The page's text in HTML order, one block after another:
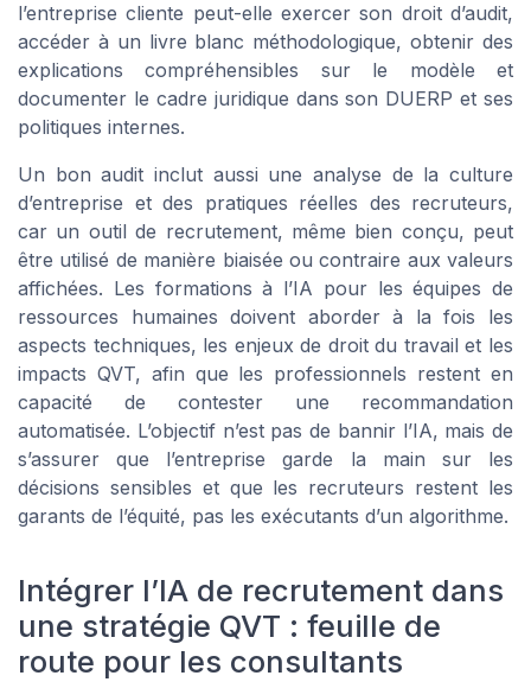
l’entreprise cliente peut-elle exercer son droit d’audit,
accéder à un livre blanc méthodologique, obtenir des
explications compréhensibles sur le modèle et
documenter le cadre juridique dans son DUERP et ses
politiques internes.
Un bon audit inclut aussi une analyse de la culture
d’entreprise et des pratiques réelles des recruteurs,
car un outil de recrutement, même bien conçu, peut
être utilisé de manière biaisée ou contraire aux valeurs
affichées. Les formations à l’IA pour les équipes de
ressources humaines doivent aborder à la fois les
aspects techniques, les enjeux de droit du travail et les
impacts QVT, afin que les professionnels restent en
capacité de contester une recommandation
automatisée. L’objectif n’est pas de bannir l’IA, mais de
s’assurer que l’entreprise garde la main sur les
décisions sensibles et que les recruteurs restent les
garants de l’équité, pas les exécutants d’un algorithme.
Intégrer l’IA de recrutement dans
une stratégie QVT : feuille de
route pour les consultants